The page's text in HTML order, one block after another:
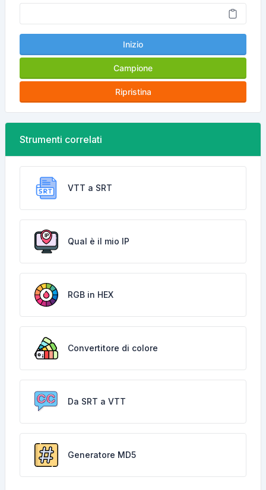
Inizio
Campione
Ripristina
Strumenti correlati
VTT a SRT
Qual è il mio IP
RGB in HEX
Convertitore di colore
Da SRT a VTT
Generatore MD5